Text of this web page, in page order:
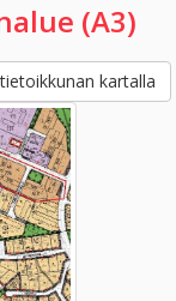
(A3)
kartalla